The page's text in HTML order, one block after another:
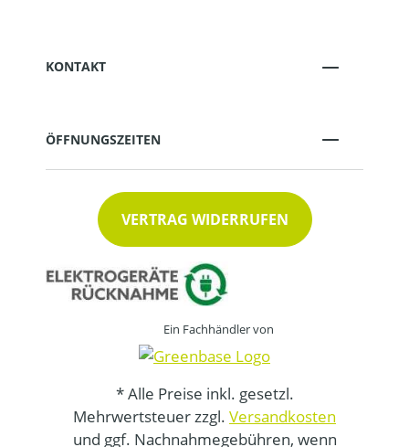
KONTAKT
ÖFFNUNGSZEITEN
VERTRAG WIDERRUFEN
Ein Fachhändler von
* Alle Preise inkl. gesetzl.
Mehrwertsteuer zzgl. Versandkosten
und ggf. Nachnahmegebühren, wenn